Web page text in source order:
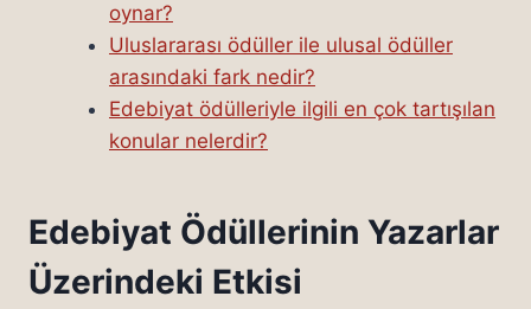
oynar?
Uluslararası ödüller ile ulusal ödüller
arasındaki fark nedir?
Edebiyat ödülleriyle ilgili en çok tartışılan
konular nelerdir?
Edebiyat Ödüllerinin Yazarlar
Üzerindeki Etkisi